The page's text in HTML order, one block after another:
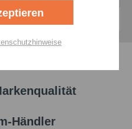
Händler
Aktiv
speichern